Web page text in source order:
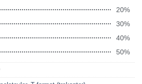
20%
30%
40%
50%